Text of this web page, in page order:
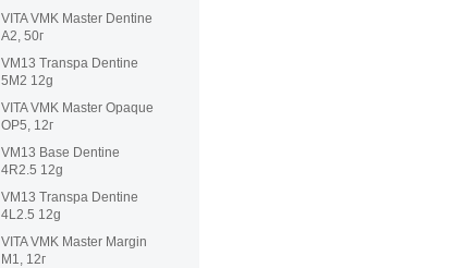
VITA VMK Master Dentine
A2, 50г
VM13 Transpa Dentine
5M2 12g
VITA VMK Master Opaque
OP5, 12г
VM13 Base Dentine
4R2.5 12g
VM13 Transpa Dentine
4L2.5 12g
VITA VMK Master Margin
M1, 12г